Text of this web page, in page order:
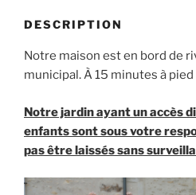
DESCRIPTION
Notre maison est en bord de
municipal. À 15 minutes à
Notre jardin ayant un accès
enfants sont sous votre
pas être laissés sans